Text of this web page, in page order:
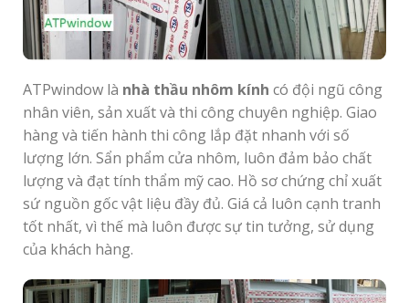
ATPwindow là nhà thầu nhôm kính có đội ngũ công
nhân viên, sản xuất và thi công chuyên nghiệp. Giao
hàng và tiến hành thi công lắp đặt nhanh với số
lượng lớn. Sẩn phẩm cửa nhôm, luôn đảm bảo chất
lượng và đạt tính thẩm mỹ cao. Hồ sơ chứng chỉ xuất
sứ nguồn gốc vật liệu đầy đủ. Giá cả luôn cạnh tranh
tốt nhất, vì thế mà luôn được sự tin tưởng, sử dụng
của khách hàng.